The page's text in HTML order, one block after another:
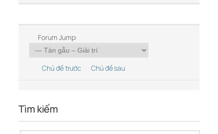
Forum Jump:
Chủ đề trước Chủ đề sau
Tìm kiếm